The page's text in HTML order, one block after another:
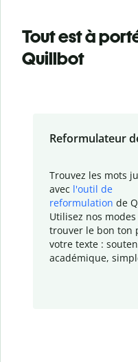
Tout est à
Quillbot
Reformulateur
Trouvez les mots
avec l'outil de
reformulation de
Utilisez nos
trouver le bon ton
votre texte :
académique,